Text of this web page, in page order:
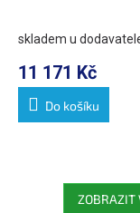
L/R, čiré sklo
skladem u
11 171 Kč
Do košíku
ZOBRAZIT